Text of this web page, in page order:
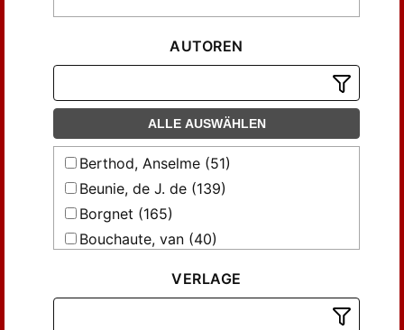
AUTOREN
ALLE AUSWÄHLEN
Berthod, Anselme (51)
Beunie, de J. de (139)
Borgnet (165)
Bouchaute, van (40)
Burtin, Franc.Xav. (17)
VERLAGE